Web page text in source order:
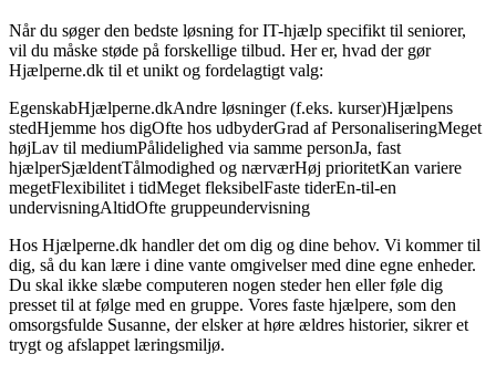
Når du søger den bedste løsning for IT-hjælp specifikt til seniorer,
vil du måske støde på forskellige tilbud. Her er, hvad der gør
Hjælperne.dk til et unikt og fordelagtigt valg:
EgenskabHjælperne.dkAndre løsninger (f.eks. kurser)Hjælpens
stedHjemme hos digOfte hos udbyderGrad af PersonaliseringMeget
højLav til mediumPålidelighed via samme personJa, fast
hjælperSjældentTålmodighed og nærværHøj prioritetKan variere
megetFlexibilitet i tidMeget fleksibelFaste tiderEn-til-en
undervisningAltidOfte gruppeundervisning
Hos Hjælperne.dk handler det om dig og dine behov. Vi kommer til
dig, så du kan lære i dine vante omgivelser med dine egne enheder.
Du skal ikke slæbe computeren nogen steder hen eller føle dig
presset til at følge med en gruppe. Vores faste hjælpere, som den
omsorgsfulde Susanne, der elsker at høre ældres historier, sikrer et
trygt og afslappet læringsmiljø.